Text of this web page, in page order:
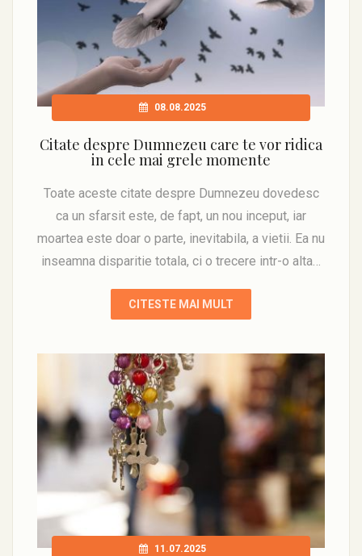
08.08.2025
Citate despre Dumnezeu care te vor ridica
in cele mai grele momente
Toate aceste citate despre Dumnezeu dovedesc
ca un sfarsit este, de fapt, un nou inceput, iar
moartea este doar o parte, inevitabila, a vietii. Ea nu
inseamna disparitie totala, ci o trecere intr-o alta…
CITESTE MAI MULT
11.07.2025